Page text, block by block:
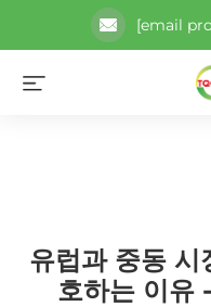
[email
유럽과 중동 시
호하는 이유